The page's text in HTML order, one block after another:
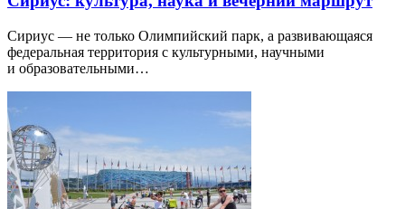
Сириус — не только Олимпийский парк, а развивающаяся
федеральная территория с культурными, научными
и образовательными…